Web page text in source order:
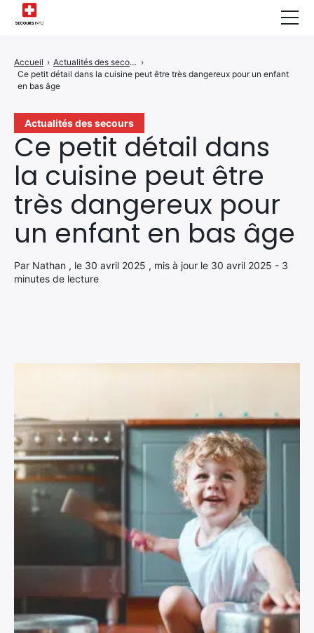
Actualités des secours
Ce petit détail dans
la cuisine peut être
très dangereux pour
un enfant en bas âge
Par Nathan , le 30 avril 2025 , mis à jour le 30 avril 2025 - 3
minutes de lecture
Accueil › Actualités des secours ›
Ce petit détail dans la cuisine peut être très dangereux pour un enfant
en bas âge
Infos & Conseils
Actualités des Secours
Santé & Bien-être
A propos de Nous
Contactez-nous
Politique de Confidentialité